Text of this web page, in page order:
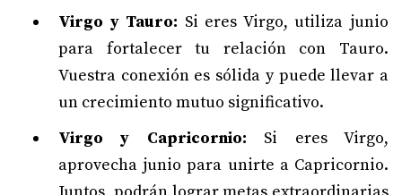
Virgo y Tauro: Si eres Virgo, utiliza junio
para fortalecer tu relación con Tauro.
Vuestra conexión es sólida y puede llevar a
un crecimiento mutuo significativo.
Virgo y Capricornio: Si eres Virgo,
aprovecha junio para unirte a Capricornio.